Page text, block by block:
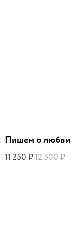
Пишем о любви
11 250 ₽12 500 ₽